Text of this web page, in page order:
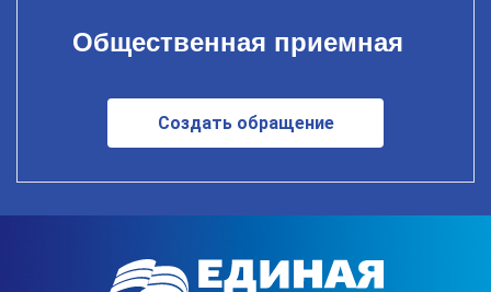
Общественная приемная
Создать обращение